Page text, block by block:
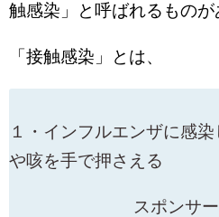
触感染」と呼ばれるものが
「接触感染」とは、
１・インフルエンザに感
や咳を手で押さえる
スポンサ